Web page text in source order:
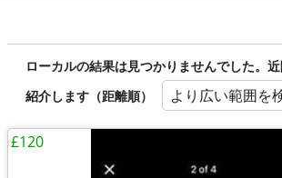
ローカルの結果は見つかりませんでした。
紹介します（距離順）
より広い範囲を
£120